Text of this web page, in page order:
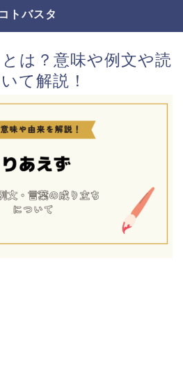
コトバスタ
とは？意味や例文や読
て解説！